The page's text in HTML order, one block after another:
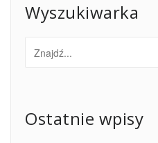
Wyszukiwarka
Ostatnie wpisy